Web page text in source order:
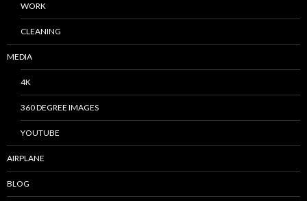
WORK
CLEANING
MEDIA
4K
360 DEGREE IMAGES
YOUTUBE
AIRPLANE
BLOG